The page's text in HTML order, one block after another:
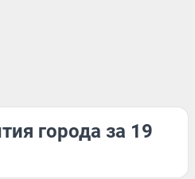
города за 19